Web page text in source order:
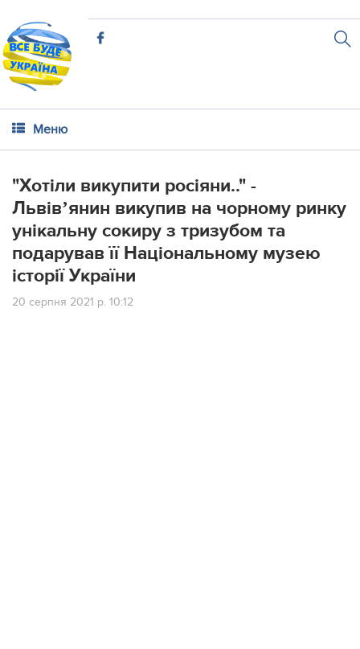
Меню
"Хотіли викупити росіяни.." -
Львівʼянин викупив на чорному ринку
унікальну сокиру з тризубом та
подарував її Національному музею
історії України
20 серпня 2021 р. 10:12